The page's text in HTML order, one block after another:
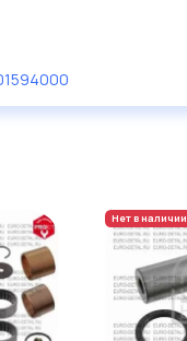
Нет в наличии